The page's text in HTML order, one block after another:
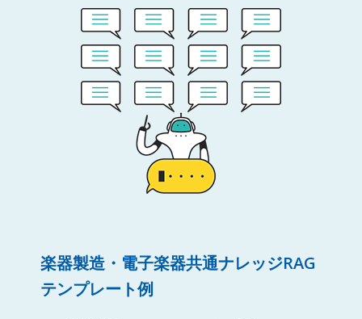
楽器製造・電子楽器共通ナレッジRAG
テンプレート例